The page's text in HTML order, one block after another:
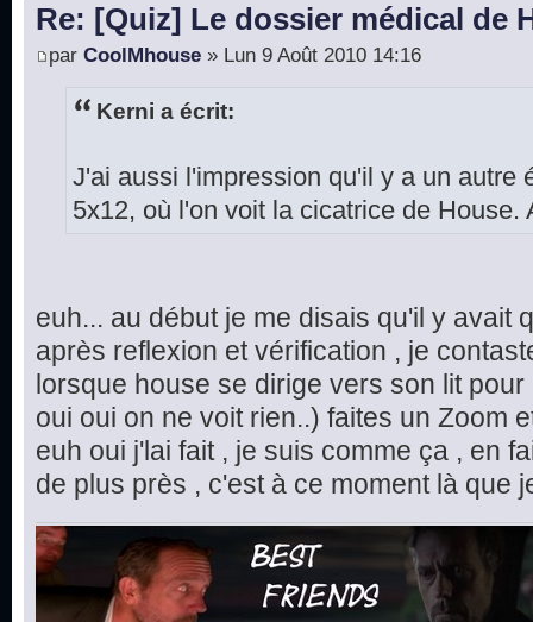
Re: [Quiz] Le dossier médical de
par CoolMhouse » Lun 9 Août 2010 14:16
Kerni a écrit:
J'ai aussi l'impression qu'il y a un autre
5x12, où l'on voit la cicatrice de House.
euh... au début je me disais qu'il y avait
après reflexion et vérification , je
lorsque house se dirige vers son lit
oui oui on ne voit rien..) faites un Zoom
euh oui j'lai fait , je suis comme ça , en
de plus près , c'est à ce moment là que